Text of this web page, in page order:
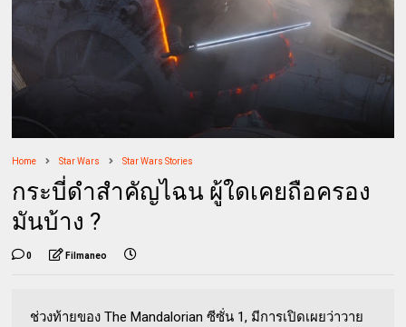
Home Star Wars Star Wars Stories
กระบี่ดำสำคัญไฉน ผู้ใดเคยถือครอง
มันบ้าง ?
0 Filmaneo
ช่วงท้ายของ The Mandalorian ซีซั่น 1, มีการเปิดเผยว่าวาย